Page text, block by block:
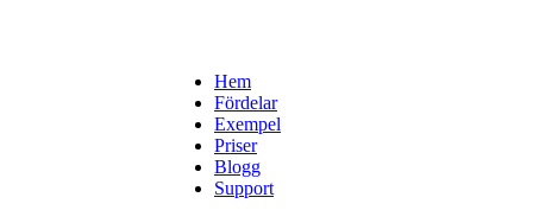
Hem
Fördelar
Exempel
Priser
Blogg
Support